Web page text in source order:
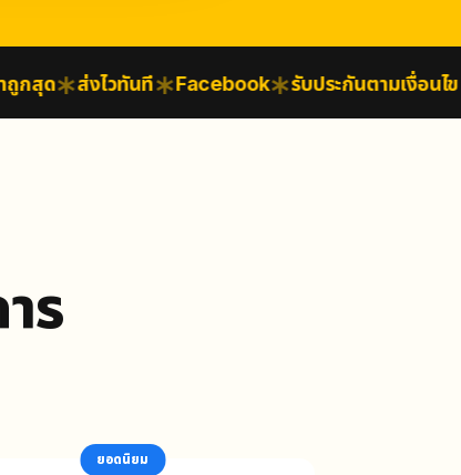
ด ส่งไวทันที Facebook รับประกันตามเงื่อนไข
ร
ยอดนิยม